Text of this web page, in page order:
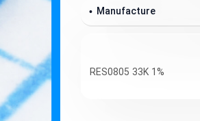
Manufacture
RES0805 33K 1%